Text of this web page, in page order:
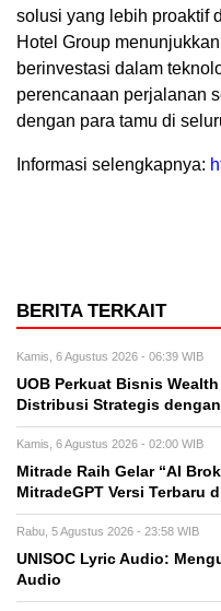
solusi yang lebih proaktif
Hotel Group
berinvestasi dalam
perencanaan perjalanan
dengan para tamu di
Informasi selengkapnya:
BERITA TERKAIT
Kamis, 6 Agustus 2026 - 06:39 WIB
UOB Perkuat Bisnis
Distribusi Strategis
Kamis, 6 Agustus 2026 - 02:00 WIB
Mitrade Raih Gelar “AI
MitradeGPT Versi Terbaru
Rabu, 5 Agustus 2026 - 23:58 WIB
UNISOC Lyric Audio:
Audio